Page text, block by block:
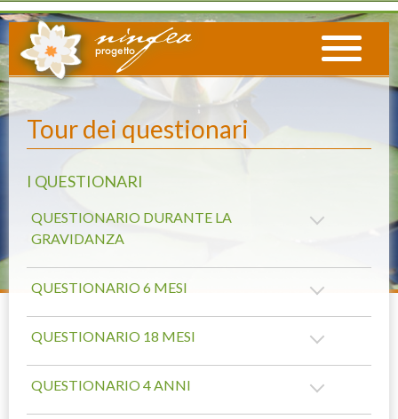
Tour dei questionari
I QUESTIONARI
QUESTIONARIO DURANTE LA
GRAVIDANZA
QUESTIONARIO 6 MESI
QUESTIONARIO 18 MESI
QUESTIONARIO 4 ANNI